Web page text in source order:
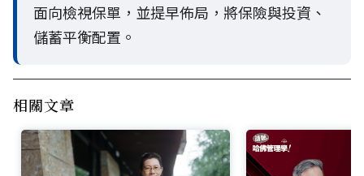
面向檢視保單，並提早佈局，將保險與投資、
儲蓄平衡配置。
相關文章